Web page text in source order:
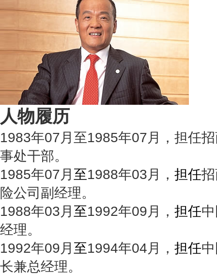
人物履历
1983年07月至1985年07月，担任
事处干部。
1985年07月 至1988年03月， 担任
险公司副经理。
1988年03月 至1992年09月， 担任
经理。
1992年09月 至1994年04月， 担任
长兼总经理。